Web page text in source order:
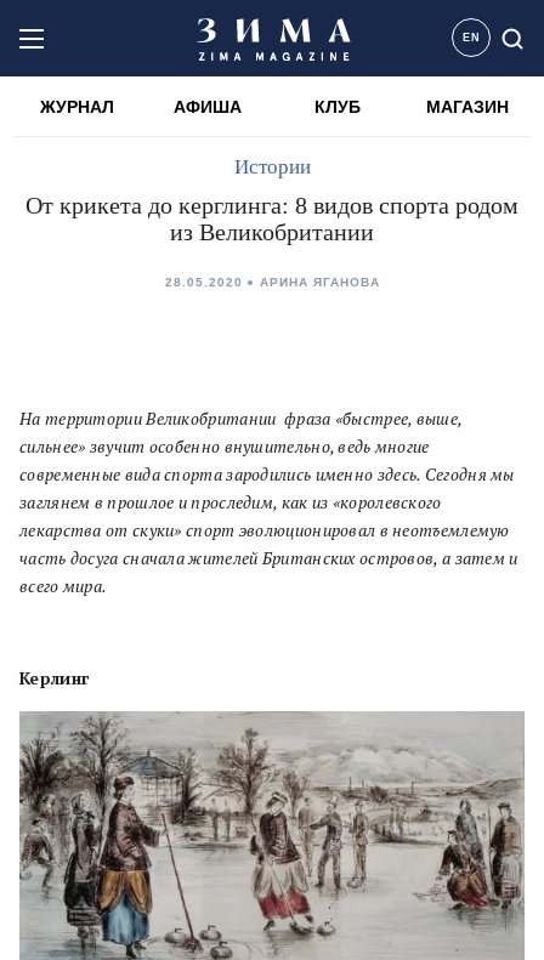
EN
ЖУРНАЛ АФИША КЛУБ МАГАЗИН
Истории
От крикета до керглинга: 8 видов спорта родом
из Великобритании
28.05.2020 АРИНА ЯГАНОВА
На территории Великобритании фраза «быстрее, выше,
сильнее» звучит особенно внушительно, ведь многие
современные вида спортазародились именно здесь. Сегодня мы
заглянем в прошлое и проследим, как из «королевского
лекарства от скуки» спорт эволюционировал в неотъемлемую
часть досуга сначала жителей Британских островов, а затем и
всего мира.
Керлинг